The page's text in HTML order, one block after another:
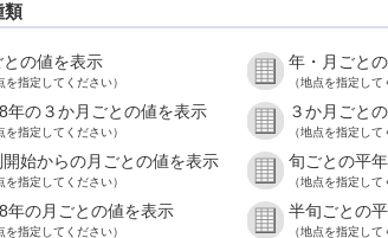
類
との値を表示
を指定してください）
年・月ごと
（地点を指定して
年の３か月ごとの値を表示
を指定してください）
３か月ごと
（地点を指定して
開始からの月ごとの値を表示
を指定してください）
旬ごとの平
（地点を指定して
年の月ごとの値を表示
を指定してください）
半旬ごとの
（地点を指定して